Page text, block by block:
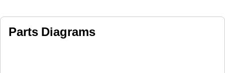
Parts Diagrams